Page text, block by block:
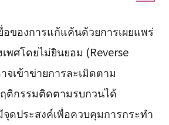
ของการแก้แค้นด้วยการเผยแพร่
พศโดยไม่ยินยอม (Reverse
จเข้าข่ายการละเมิดตาม
ติกรรมติดตามรบกวนได้
ดประสงค์เพื่อควบคุมการกระทำ